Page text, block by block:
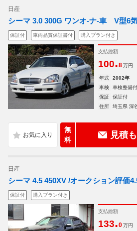
日産
シーマ 3.0 300G ワンオ-ナ-車 V型6
保証付 車両品質保証書付 購入プラン付き
支払総額
100.8 万円
年式 2002年
車検
車検整備付
保証
保証付
住所
埼玉県 深
無
料
見積
日産
シーマ 4.5 450XV /オークション評価
保証付 購入プラン付き
支払総額
133.0 万円